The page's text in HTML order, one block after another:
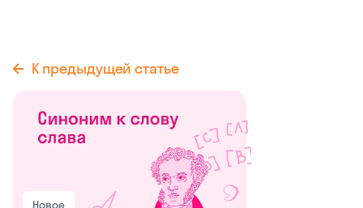
К предыдущей статье
Новое